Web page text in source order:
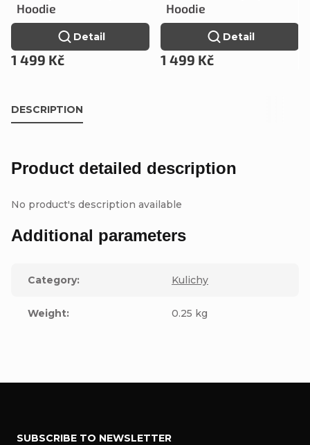
Hoodie
1 499 Kč
Detail
Hoodie
1 499 Kč
Detail
DESCRIPTION
Product detailed description
No product's description available
Additional parameters
Category: Kulichy
Weight: 0.25 kg
SUBSCRIBE TO NEWSLETTER